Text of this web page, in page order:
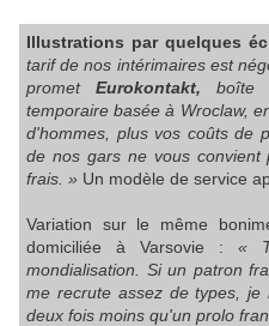
Illustrations par quelques
tarif de nos intérimaires est
promet Eurokontakt, boîte
temporaire basée à Wroclaw,
d'hommes, plus vos coûts de
de nos gars ne vous
frais. » Un modèle de service
Variation sur le même
domiciliée à Varsovie : «
mondialisation. Si un patron
me recrute assez de types,
deux fois moins qu'un prolo